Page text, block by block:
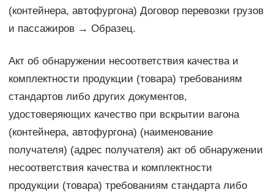
(контейнера, автофургона) Договор перевозки грузов
и пассажиров → Образец.
Акт об обнаружении несоответствия качества и
комплектности продукции (товара) требованиям
стандартов либо других документов,
удостоверяющих качество при вскрытии вагона
(контейнера, автофургона) (наименование
получателя) (адрес получателя) акт об обнаружении
несоответствия качества и комплектности
продукции (товара) требованиям стандарта либо